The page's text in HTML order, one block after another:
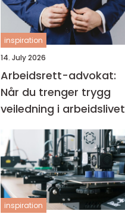
inspiration
14. July 2026
Arbeidsrett-advokat:
Når du trenger trygg
veiledning i arbeidslivet
inspiration